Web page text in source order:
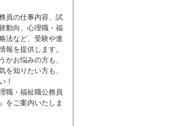
員の仕事内容、試
動向、心理職・福
法など、受験や進
報を提供します。
かお悩みの方も、
を知りたい方も、
！
職・福祉職公務員
をご案内いたしま